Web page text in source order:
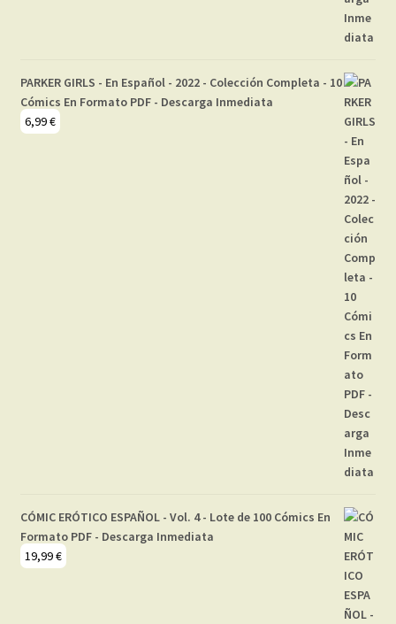
PARKER GIRLS - En Español - 2022 - Colección Completa - 10
Cómics En Formato PDF - Descarga Inmediata
6,99€
CÓMIC ERÓTICO ESPAÑOL - Vol. 4 - Lote de 100 Cómics En
Formato PDF - Descarga Inmediata
19,99€